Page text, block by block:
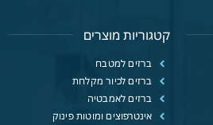
קטגוריות מוצרים
ברזים למטבח
ברזים לכיור מקלחת
ברזים לאמבטיה
אינטרפוצים ומוטות פינוק